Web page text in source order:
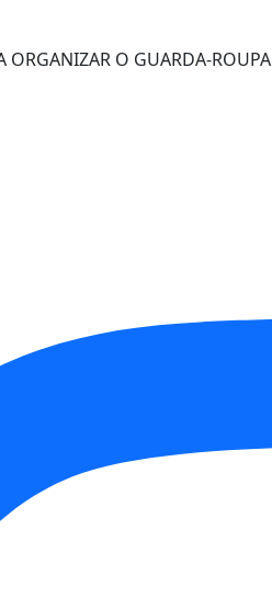
ORGANIZAR O GUARDA-ROUPA